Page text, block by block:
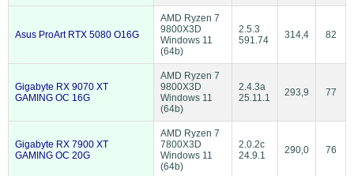
Asus ProArt RTX 5080 O16G
AMD Ryzen 7
9800X3D
Windows 11
(64b)
2.5.3
591.74
314,4 82
Gigabyte RX 9070 XT
GAMING OC 16G
AMD Ryzen 7
9800X3D
Windows 11
(64b)
2.4.3a
25.11.1
293,9 77
Gigabyte RX 7900 XT
GAMING OC 20G
AMD Ryzen 7
7800X3D
Windows 11
(64b)
2.0.2c
24.9.1
290,0 76